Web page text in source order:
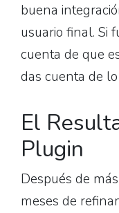
buena
usuario final. Si
cuenta de que
das cuenta de
El
Plugin
Después de
meses de